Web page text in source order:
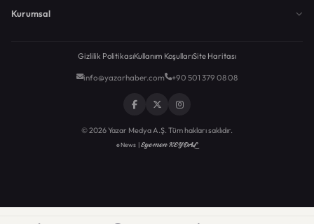
Kurumsal
Gizlilik PolitikasıKullanım KoşullarıSite Haritası
info@yazarhaber.com +90 501 379 08 08
© 2026 Yazar Medya A.Ş. Tüm hakları saklıdır.
eNews |Egemen KEYDAL